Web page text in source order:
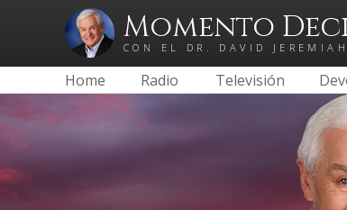
Momento
CON EL DR. DAVID JEREMIAH
Home Radio Televisión